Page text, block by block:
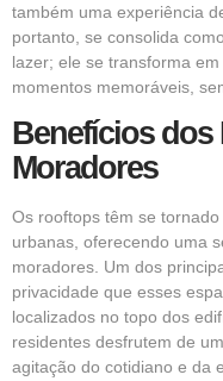
também uma experiência
portanto, se consolida
lazer; ele se transforma
momentos memoráveis,
Benefícios dos
Moradores
Os rooftops têm se
urbanas, oferecendo uma
moradores. Um dos
privacidade que esses
localizados no topo dos
residentes desfrutem de
agitação do cotidiano e da